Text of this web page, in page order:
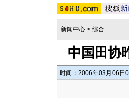
新闻中心 > 综合
中国田协
时间：2006年03月06日